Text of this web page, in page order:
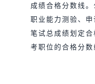
成绩合格分数线
职业能力测验、
笔试总成绩划定
考职位的合格分数